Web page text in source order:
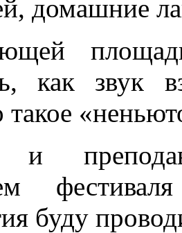
домашние
как звук
такое
и
буду